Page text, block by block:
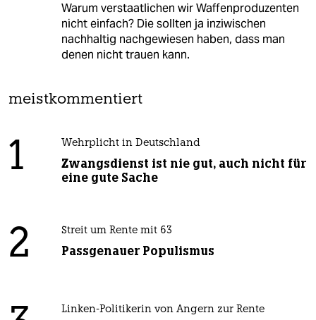
Warum verstaatlichen wir Waffenproduzenten
nicht einfach? Die sollten ja inziwischen
nachhaltig nachgewiesen haben, dass man
denen nicht trauen kann.
meistkommentiert
1 Wehrplicht in Deutschland
Zwangsdienst ist nie gut, auch nicht für
eine gute Sache
2 Streit um Rente mit 63
Passgenauer Populismus
Linken-Politikerin von Angern zur Rente